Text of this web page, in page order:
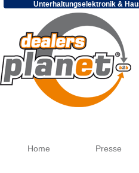
Unterhaltungselektronik &
Home Presse